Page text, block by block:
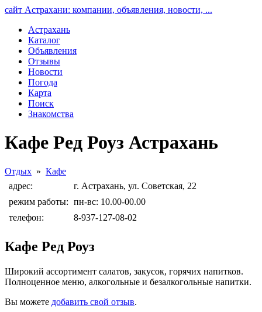
сайт Астрахани: компании, объявления, новости, ...
Астрахань
Каталог
Объявления
Отзывы
Новости
Погода
Карта
Поиск
Знакомства
Кафе Ред Роуз Астрахань
Отдых » Кафе
адрес:
г. Астрахань, ул. Советская, 22
режим работы: пн-вс: 10.00-00.00
телефон:
8-937-127-08-02
Кафе Ред Роуз
Широкий ассортимент салатов, закусок, горячих напитков.
Полноценное меню, алкогольные и безалкогольные напитки.
Вы можете добавить свой отзыв.